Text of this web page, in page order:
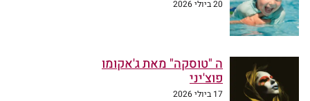
20 ביולי 2026
ה "טוסקה" מאת ג'אקומו
פוצ'יני
17 ביולי 2026